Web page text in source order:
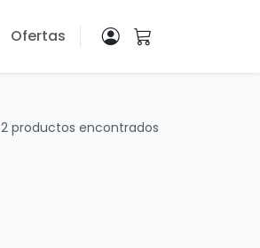
Ofertas
2 productos encontrados